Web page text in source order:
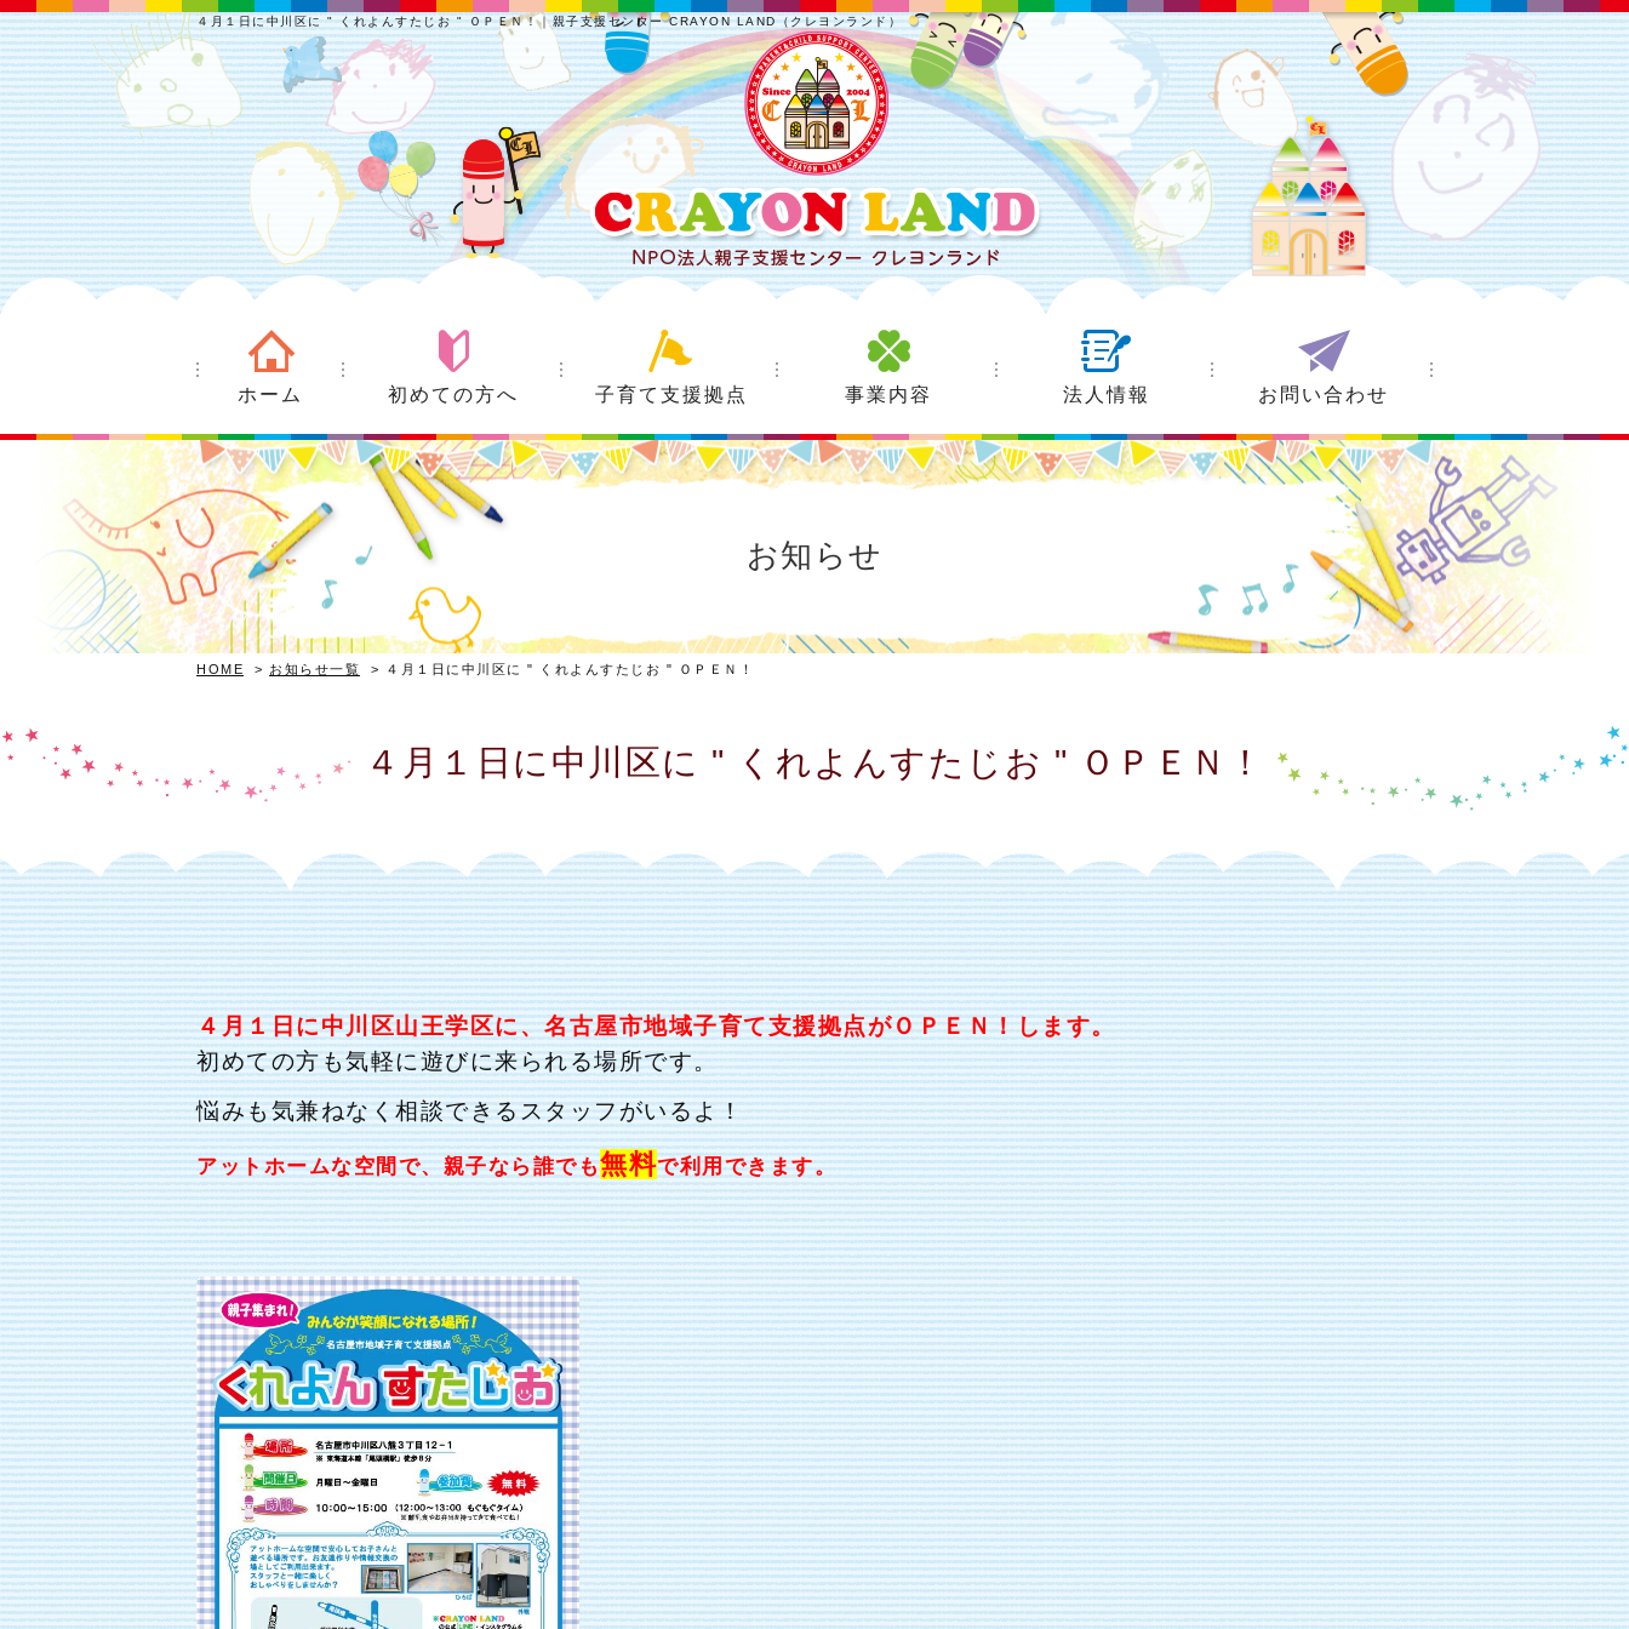
４月１日に中川区に " くれよんすたじお " ＯＰＥＮ！｜親子支援センター CRAYON LAND（クレヨンランド）
ホーム 初めての方へ 子育て支援拠点 事業内容 法人情報 お問い合わせ
お知らせ
HOME > お知らせ一覧 > ４月１日に中川区に " くれよんすたじお " ＯＰＥＮ！
４月１日に中川区に " くれよんすたじお " ＯＰＥＮ！
４月１日に中川区山王学区に、名古屋市地域子育て支援拠点がＯＰＥＮ！します。
初めての方も気軽に遊びに来られる場所です。
悩みも気兼ねなく相談できるスタッフがいるよ！
アットホームな空間で、親子なら誰でも無料で利用できます。